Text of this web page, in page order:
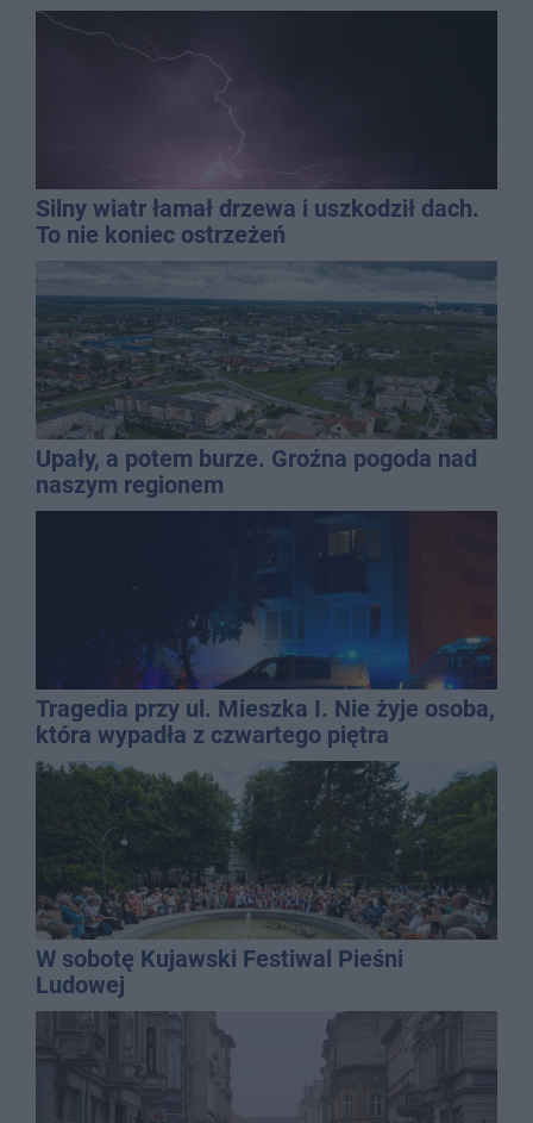
Silny wiatr łamał drzewa i uszkodził dach.
To nie koniec ostrzeżeń
Upały, a potem burze. Groźna pogoda nad
naszym regionem
Tragedia przy ul. Mieszka I. Nie żyje osoba,
która wypadła z czwartego piętra
W sobotę Kujawski Festiwal Pieśni
Ludowej